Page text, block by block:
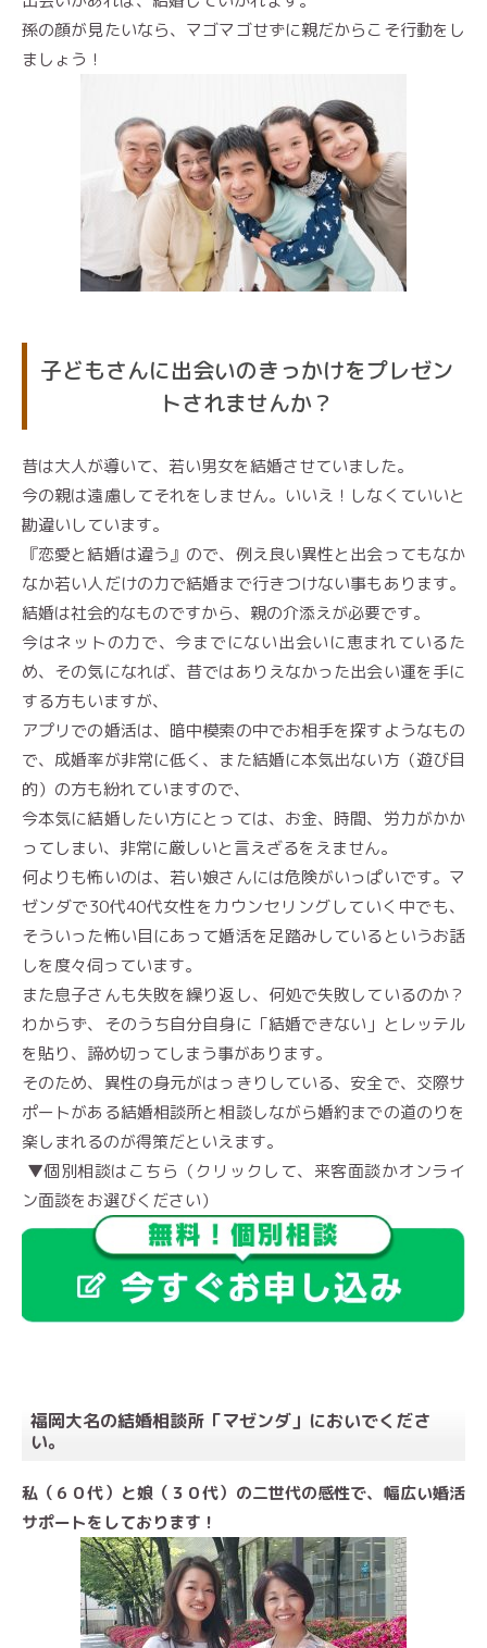
孫の顔が見たいなら、マゴマゴせずに親だからこそ行動をし
ましょう！
子どもさんに出会いのきっかけをプレゼン
トされませんか？
昔は大人が導いて、若い男女を結婚させていました。
今の親は遠慮してそれをしません。いいえ！しなくていいと
勘違いしています。
『恋愛と結婚は違う』ので、例え良い異性と出会ってもなか
なか若い人だけの力で結婚まで行きつけない事もあります。
結婚は社会的なものですから、親の介添えが必要です。
今はネットの力で、今までにない出会いに恵まれているた
め、その気になれば、昔ではありえなかった出会い運を手に
する方もいますが、
アプリでの婚活は、暗中模索の中でお相手を探すようなもの
で、成婚率が非常に低く、また結婚に本気出ない方（遊び目
的）の方も紛れていますので、
今本気に結婚したい方にとっては、お金、時間、労力がかか
ってしまい、非常に厳しいと言えざるをえません。
何よりも怖いのは、若い娘さんには危険がいっぱいです。マ
ゼンダで30代40代女性をカウンセリングしていく中でも、
そういった怖い目にあって婚活を足踏みしているというお話
しを度々伺っています。
また息子さんも失敗を繰り返し、何処で失敗しているのか？
わからず、そのうち自分自身に「結婚できない」とレッテル
を貼り、諦め切ってしまう事があります。
そのため、異性の身元がはっきりしている、安全で、交際サ
ポートがある結婚相談所と相談しながら婚約までの道のりを
楽しまれるのが得策だといえます。
▼個別相談はこちら（クリックして、来客面談かオンライ
ン面談をお選びください）
福岡大名の結婚相談所「マゼンダ」においでくださ
い。
私（６０代）と娘（３０代）の二世代の感性で、幅広い婚活
サポートをしております！